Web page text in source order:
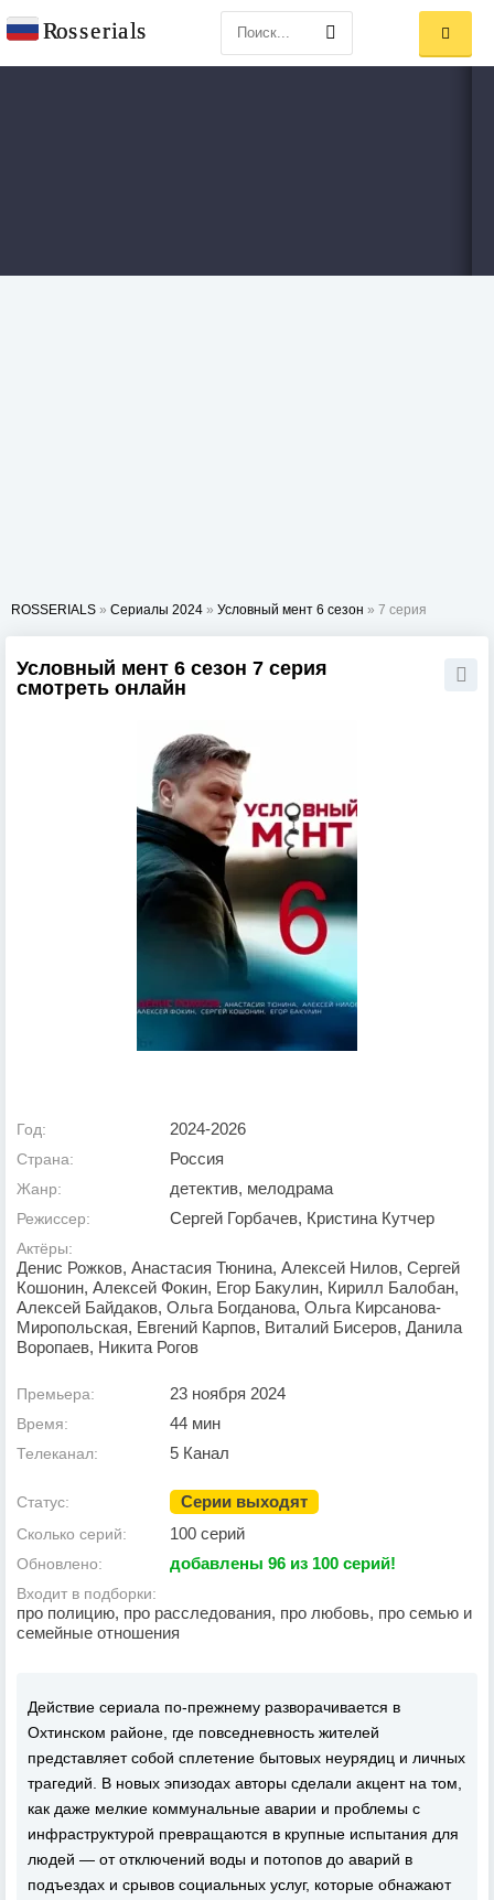
ROSSERIALS » Сериалы 2024 » Условный мент 6 сезон » 7 серия
Условный мент 6 сезон 7 серия
смотреть онлайн
Год: 2024-2026
Страна: Россия
Жанр: детектив, мелодрама
Режиссер: Сергей Горбачев, Кристина Кутчер
Актёры:
Денис Рожков, Анастасия Тюнина, Алексей Нилов, Сергей
Кошонин, Алексей Фокин, Егор Бакулин, Кирилл Балобан,
Алексей Байдаков, Ольга Богданова, Ольга Кирсанова-
Миропольская, Евгений Карпов, Виталий Бисеров, Данила
Воропаев, Никита Рогов
Премьера: 23 ноября 2024
Время: 44 мин
Телеканал: 5 Канал
Статус: Серии выходят
Сколько серий: 100 серий
Обновлено: добавлены 96 из 100 серий!
Входит в подборки:
про полицию, про расследования, про любовь, про семью и
семейные отношения
Действие сериала по-прежнему разворачивается в
Охтинском районе, где повседневность жителей
представляет собой сплетение бытовых неурядиц и личных
трагедий. В новых эпизодах авторы сделали акцент на том,
как даже мелкие коммунальные аварии и проблемы с
инфраструктурой превращаются в крупные испытания для
людей — от отключений воды и потопов до аварий в
подъездах и срывов социальных услуг, которые обнажают